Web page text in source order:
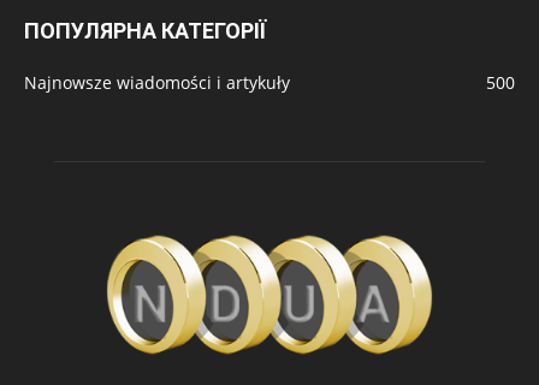
ПОПУЛЯРНА КАТЕГОРІЇ
Najnowsze wiadomości i artykuły 500